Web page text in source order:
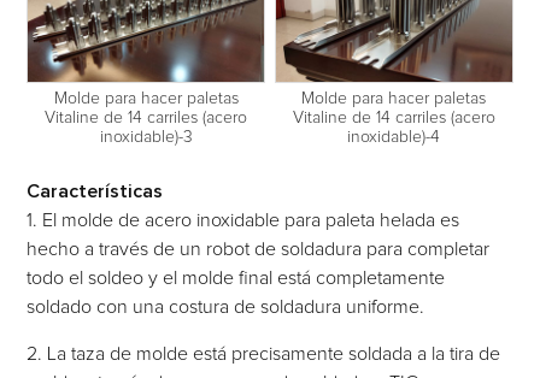
Molde para hacer paletas
Vitaline de 14 carriles (acero
inoxidable)-3
Molde para hacer paletas
Vitaline de 14 carriles (acero
inoxidable)-4
Características
1. El molde de acero inoxidable para paleta helada es
hecho a través de un robot de soldadura para completar
todo el soldeo y el molde final está completamente
soldado con una costura de soldadura uniforme.
2. La taza de molde está precisamente soldada a la tira de